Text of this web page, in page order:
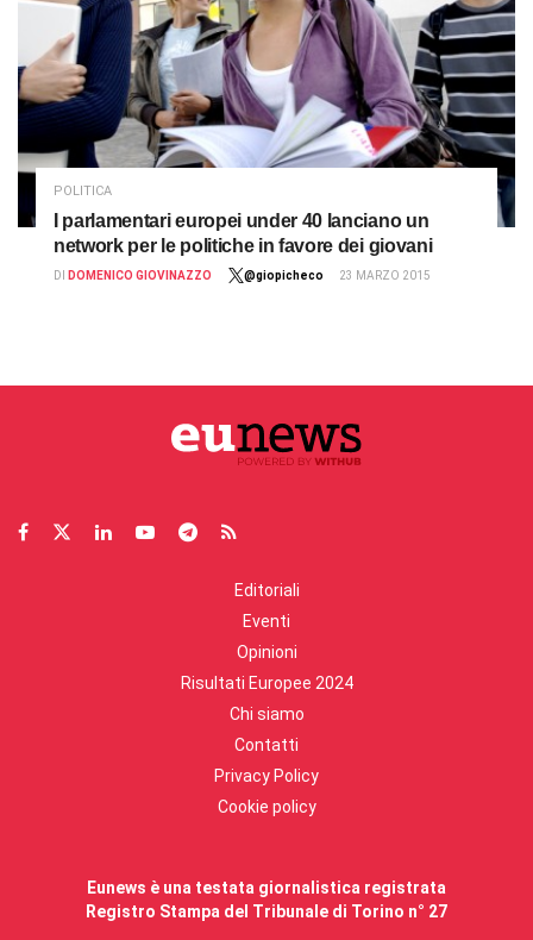
POLITICA
I parlamentari europei under 40 lanciano un
network per le politiche in favore dei giovani
DI DOMENICO GIOVINAZZO @giopicheco 23 MARZO 2015
Editoriali
Eventi
Opinioni
Risultati Europee 2024
Chi siamo
Contatti
Privacy Policy
Cookie policy
Eunews è una testata giornalistica registrata
Registro Stampa del Tribunale di Torino n° 27